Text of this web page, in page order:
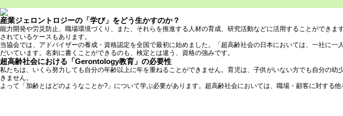
産業ジェロントロジーの「学び」をどう生かすのか？
能力開発や労災防止、職場環境づくり、また、それらを推進する人材の育成、研究活動などに活用することができ
されているケースもあります。
当協会では、アドバイザーの養成・資格認定を全国で最初に始めました。「超高齢社会の日本においては、一社に
だいています。名刺に書くことができるのも、検定とは違う、資格の強みです。
超高齢社会における「Gerontology教育」の必要性
私たちは、いくら努力しても自分の年齢以上に年を重ねることができません。育児は、子供がいない方でも自分の
きません。
よって「加齢とはどのようなことか?」について学ぶ必要があります。超高齢社会においては、職場・顧客に対する